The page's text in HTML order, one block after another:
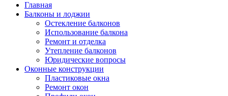
Главная
Балконы и лоджии
Остекление балконов
Использование балкона
Ремонт и отделка
Утепление балконов
Юридические вопросы
Оконные конструкции
Пластиковые окна
Ремонт окон